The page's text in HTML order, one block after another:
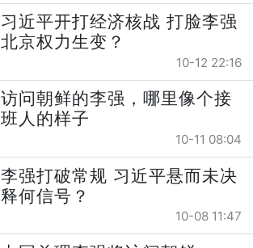
习近平开打经济核战 打脸李强
北京权力生变？
10-12 22:16
访问朝鲜的李强，哪里像个接
班人的样子
10-11 08:04
李强打破常规 习近平悬而未决
释何信号？
10-08 11:47